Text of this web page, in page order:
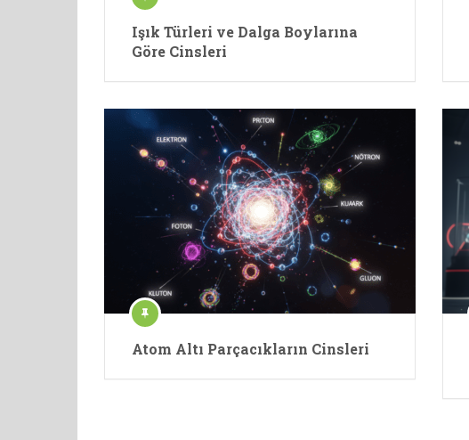
Işık Türleri ve Dalga Boylarına
Göre Cinsleri
Atom Altı Parçacıkların Cinsleri